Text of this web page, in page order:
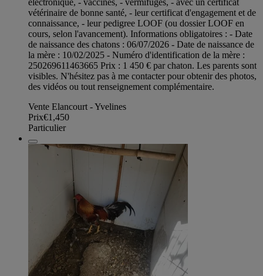
électronique, - vaccinés, - vermifugés, - avec un certificat
vétérinaire de bonne santé, - leur certificat d'engagement et de
connaissance, - leur pedigree LOOF (ou dossier LOOF en
cours, selon l'avancement). Informations obligatoires : - Date
de naissance des chatons : 06/07/2026 - Date de naissance de
la mère : 10/02/2025 - Numéro d'identification de la mère :
250269611463665 Prix : 1 450 € par chaton. Les parents sont
visibles. N'hésitez pas à me contacter pour obtenir des photos,
des vidéos ou tout renseignement complémentaire.
Vente Elancourt - Yvelines
Prix€1,450
Particulier